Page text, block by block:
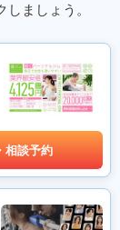
ましょう。
相談予約